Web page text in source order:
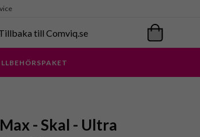
till Comviq.se
- Skal - Ultra